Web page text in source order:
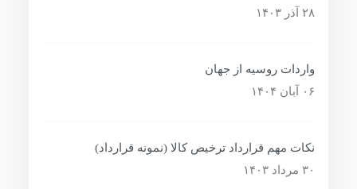
۲۸ آذر ۱۴۰۳
واردات روسیه از جهان
۰۶ آبان ۱۴۰۴
نکات مهم قرارداد ترخیص کالا (نمونه قرارداد)
۳۰ مرداد ۱۴۰۳